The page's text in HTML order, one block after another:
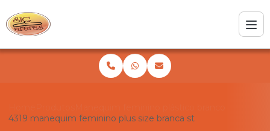
4319 manequim feminino plus size branca st